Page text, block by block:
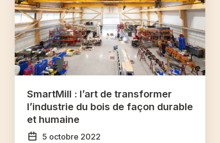
SmartMill : l’art de transformer
l’industrie du bois de façon durable
et humaine
5 octobre 2022